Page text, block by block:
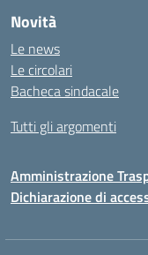
Novità
Le news
Le circolari
Bacheca sindacale
Tutti gli argomenti
Amministrazione
Dichiarazione di